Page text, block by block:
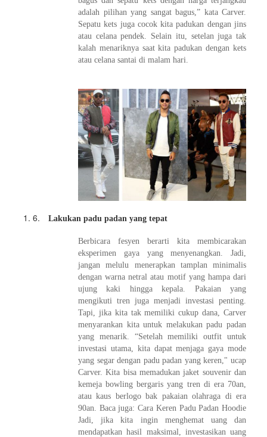
adalah pilihan yang sangat bagus,” kata Carver.
Sepatu kets juga cocok kita padukan dengan jins
atau celana pendek. Selain itu, setelan juga tak
kalah menariknya saat kita padukan dengan kets
atau celana santai di malam hari.
6. Lakukan padu padan yang tepat
Berbicara fesyen berarti kita membicarakan
eksperimen gaya yang menyenangkan. Jadi,
jangan melulu menerapkan tamplan minimalis
dengan warna netral atau motif yang hampa dari
ujung kaki hingga kepala. Pakaian yang
mengikuti tren juga menjadi investasi penting.
Tapi, jika kita tak memiliki cukup dana, Carver
menyarankan kita untuk melakukan padu padan
yang menarik. “Setelah memiliki outfit untuk
investasi utama, kita dapat menjaga gaya mode
yang segar dengan padu padan yang keren," ucap
Carver. Kita bisa memadukan jaket souvenir dan
kemeja bowling bergaris yang tren di era 70an,
atau kaus berlogo bak pakaian olahraga di era
90an. Baca juga: Cara Keren Padu Padan Hoodie
Jadi, jika kita ingin menghemat uang dan
mendapatkan hasil maksimal, investasikan uang